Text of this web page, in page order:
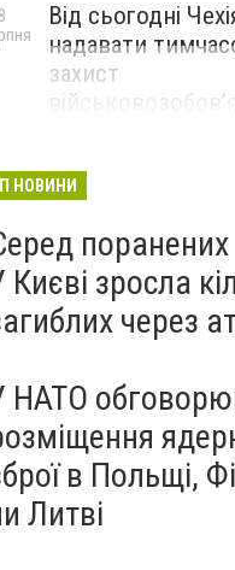
Від сьогодні
надавати
захист
НОВИНИ
поранених
Києві зросла
через
НАТО
в Польщі,
Литві